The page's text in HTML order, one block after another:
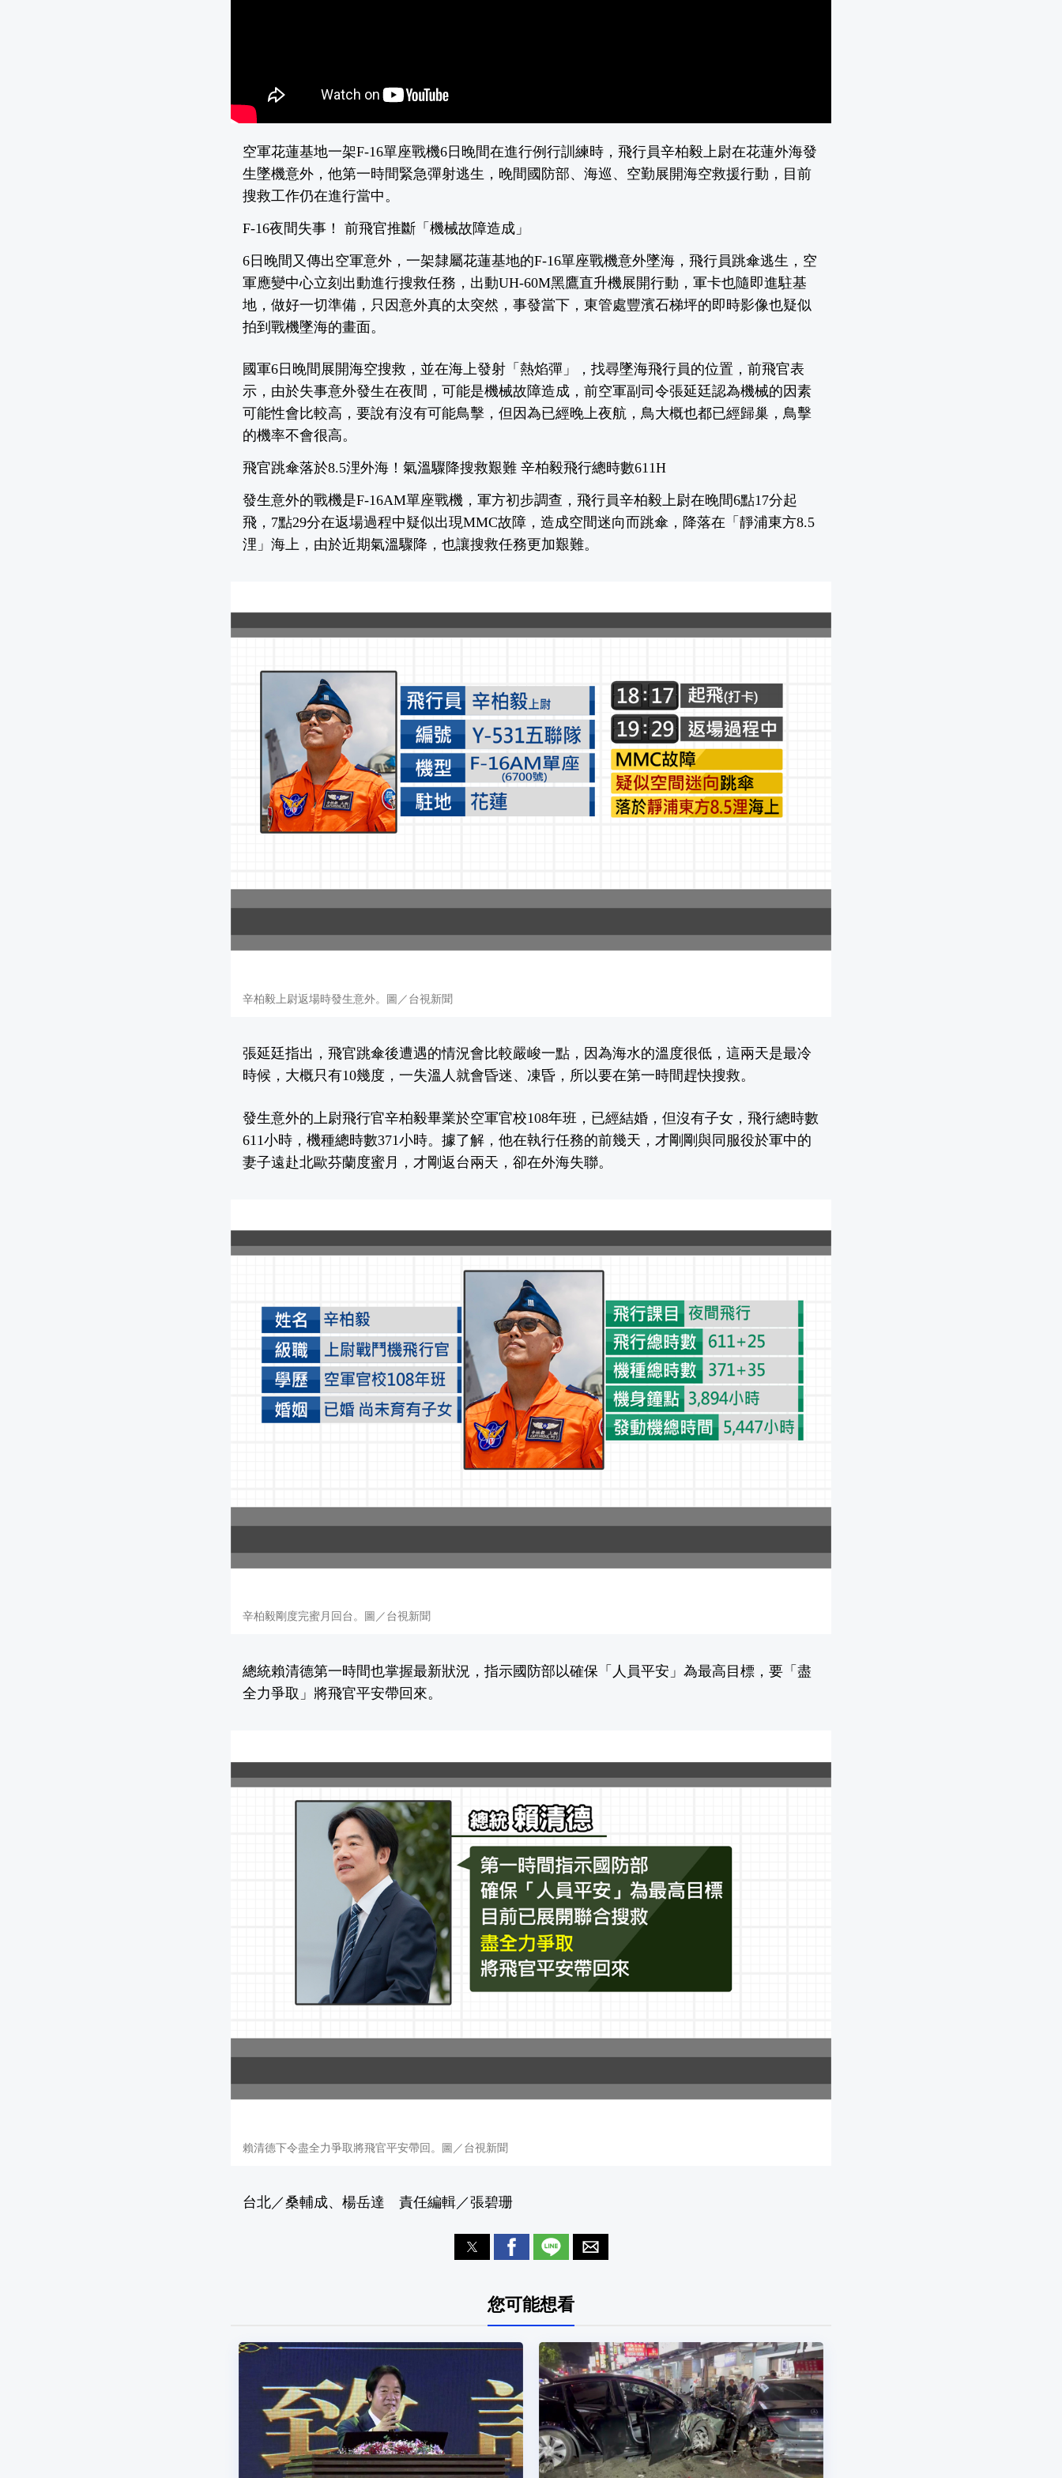
空軍花蓮基地一架F-16單座戰機6日晚間在進行例行訓練時，飛行員辛柏毅上尉在花蓮外海發
生墜機意外，他第一時間緊急彈射逃生，晚間國防部、海巡、空勤展開海空救援行動，目前
搜救工作仍在進行當中。
F-16夜間失事！ 前飛官推斷「機械故障造成」
6日晚間又傳出空軍意外，一架隸屬花蓮基地的F-16單座戰機意外墜海，飛行員跳傘逃生，空
軍應變中心立刻出動進行搜救任務，出動UH-60M黑鷹直升機展開行動，軍卡也隨即進駐基
地，做好一切準備，只因意外真的太突然，事發當下，東管處豐濱石梯坪的即時影像也疑似
拍到戰機墜海的畫面。
國軍6日晚間展開海空搜救，並在海上發射「熱焰彈」，找尋墜海飛行員的位置，前飛官表
示，由於失事意外發生在夜間，可能是機械故障造成，前空軍副司令張延廷認為機械的因素
可能性會比較高，要說有沒有可能鳥擊，但因為已經晚上夜航，鳥大概也都已經歸巢，鳥擊
的機率不會很高。
飛官跳傘落於8.5浬外海！氣溫驟降搜救艱難 辛柏毅飛行總時數611H
發生意外的戰機是F-16AM單座戰機，軍方初步調查，飛行員辛柏毅上尉在晚間6點17分起
飛，7點29分在返場過程中疑似出現MMC故障，造成空間迷向而跳傘，降落在「靜浦東方8.5
浬」海上，由於近期氣溫驟降，也讓搜救任務更加艱難。
辛柏毅上尉返場時發生意外。圖／台視新聞
張延廷指出，飛官跳傘後遭遇的情況會比較嚴峻一點，因為海水的溫度很低，這兩天是最冷
時候，大概只有10幾度，一失溫人就會昏迷、凍昏，所以要在第一時間趕快搜救。
發生意外的上尉飛行官辛柏毅畢業於空軍官校108年班，已經結婚，但沒有子女，飛行總時數
611小時，機種總時數371小時。據了解，他在執行任務的前幾天，才剛剛與同服役於軍中的
妻子遠赴北歐芬蘭度蜜月，才剛返台兩天，卻在外海失聯。
辛柏毅剛度完蜜月回台。圖／台視新聞
總統賴清德第一時間也掌握最新狀況，指示國防部以確保「人員平安」為最高目標，要「盡
全力爭取」將飛官平安帶回來。
賴清德下令盡全力爭取將飛官平安帶回。圖／台視新聞
台北／桑輔成、楊岳達 責任編輯／張碧珊
您可能想看